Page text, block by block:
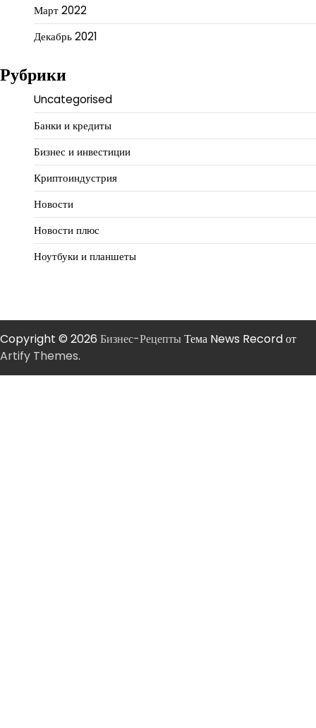
Март 2022
Декабрь 2021
Рубрики
Uncategorised
Банки и кредиты
Бизнес и инвестиции
Криптоиндустрия
Новости
Новости плюс
Ноутбуки и планшеты
Copyright © 2026 Бизнес-РецептыТема News Record от
Artify Themes.